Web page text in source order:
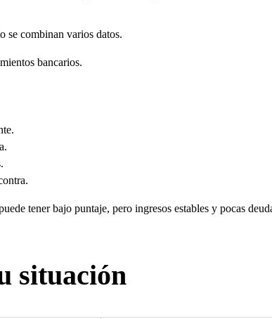
se combinan varios datos.
bancarios.
tener bajo puntaje, pero ingresos estables y pocas
situación